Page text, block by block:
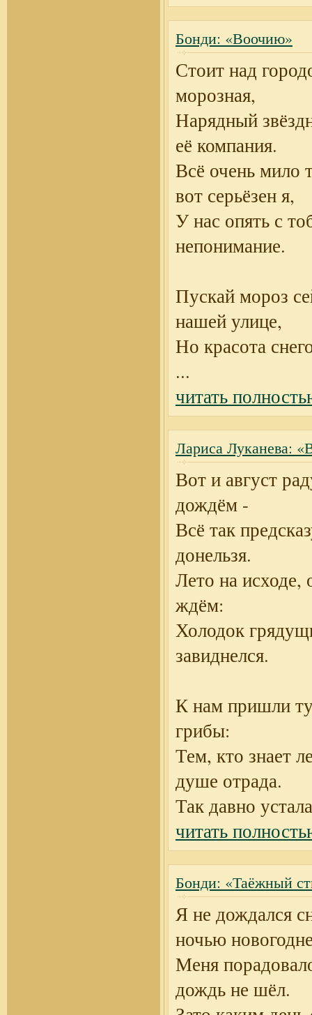
Бонди: «Воочию»
Стоит над
морозная,
Нарядный
её компания.
Всё очень мило
вот серьёзен я,
У нас опять с
непонимание.
Пускай мороз
нашей улице,
Но красота
...
читать
Лариса Луканева:
Вот и август
дождём -
Всё так
донельзя.
Лето на исходе,
ждём:
Холодок
завиднелся.
К нам пришли
грибы:
Тем, кто знает
душе отрада.
Так давно устала
читать
Бонди: «Таёжный
Я не дождался
ночью
Меня
дождь не шёл.